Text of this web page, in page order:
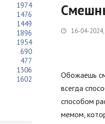
16-04-2024,
Обожаешь
всегда
способом
мемом,
1974
1476
1449
1896
1954
690
477
1306
1602